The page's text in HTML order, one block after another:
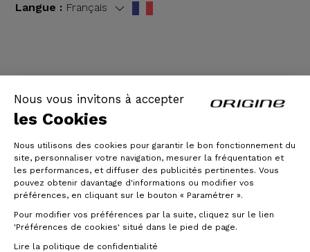
Nous vous invitons à accepter
les Cookies
Nous utilisons des cookies pour garantir le bon fonctionnement du
site, personnaliser votre navigation, mesurer la fréquentation et
les performances, et diffuser des publicités pertinentes. Vous
pouvez obtenir davantage d'informations ou modifier vos
préférences, en cliquant sur le bouton « Paramétrer ».
Pour modifier vos préférences par la suite, cliquez sur le lien
'Préférences de cookies' situé dans le pied de page.
Lire la politique de confidentialité
Langue : Français
© Origine Cycles